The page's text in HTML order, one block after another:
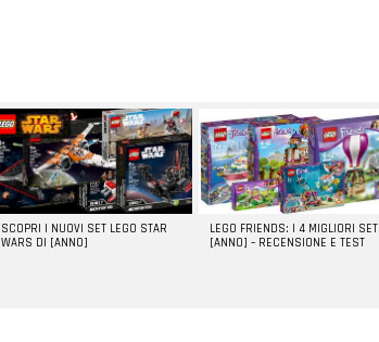
SCOPRI I NUOVI SET LEGO STAR
WARS DI [ANNO]
LEGO FRIENDS: I 4 MIGLIORI SET
[ANNO] – RECENSIONE E TEST